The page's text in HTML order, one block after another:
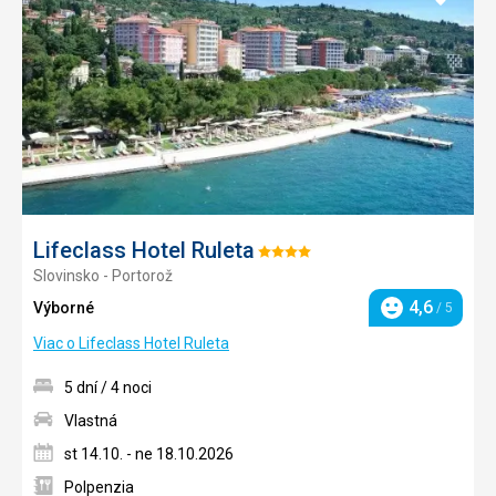
Lifeclass Hotel Ruleta Hodnotenie:
Slovinsko - Portorož
Výborné
Hodnotenie
4,6 / 5
Viac o Lifeclass Hotel Ruleta
5 dní / 4 noci
Vlastná
st 14.10. - ne 18.10.2026
Polpenzia